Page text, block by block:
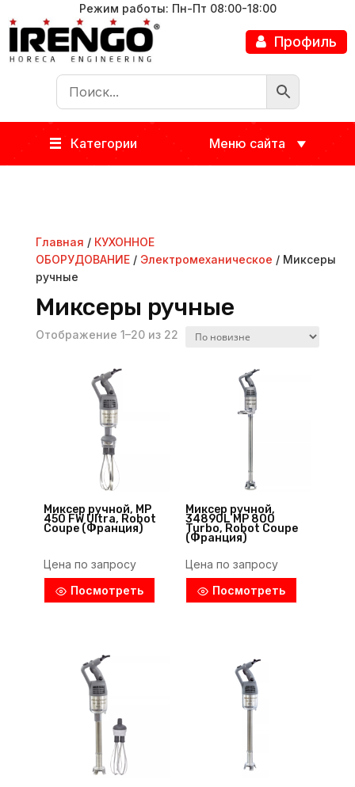
Режим работы: Пн-Пт 08:00-18:00
Профиль
Категории Меню сайта
Главная / КУХОННОЕ
ОБОРУДОВАНИЕ/ Электромеханическое / Миксеры
ручные
Миксеры ручные
Отображение 1–20 из 22
Миксер ручной, MP
450 FW Ultra, Robot
Coupe (Франция)
Цена по запросу
Посмотреть
Миксер ручной,
34890L MP 800
Turbo, Robot Coupe
(Франция)
Цена по запросу
Посмотреть